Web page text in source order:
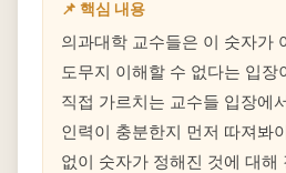
📌 핵심 내용
의과대학 교수들은 이 숫자가
도무지 이해할 수 없다는 입장
직접 가르치는 교수들 입장에
인력이 충분한지 먼저 따져봐
없이 숫자가 정해진 것에 대해